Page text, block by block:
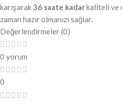
karışarak36 saate kadarkaliteli ve
zaman hazır olmanızı sağlar.
Değerlendirmeler (0)
0 yorum
0